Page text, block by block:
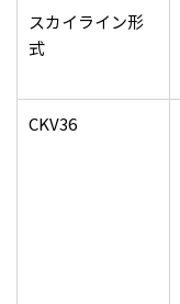
スカイライン形
式
CKV36